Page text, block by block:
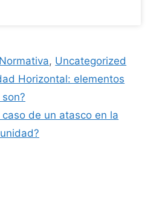
Normativa, Uncategorized
Horizontal: elementos
caso de un atasco en la